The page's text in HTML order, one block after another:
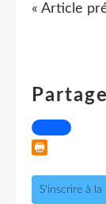
« Article
S'inscrire à